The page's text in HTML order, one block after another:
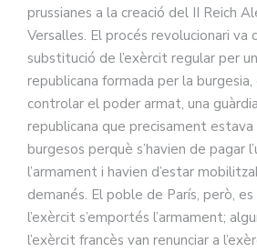
prussianes a la creació del II Reich
Versalles. El procés revolucionari va
substitució de l’exèrcit regular per
republicana formada per la burgesia,
controlar el poder armat, una
republicana que precisament
burgesos perquè s’havien de pagar
l’armament i havien d’estar
demanés. El poble de París, però,
l’exèrcit s’emportés l’armament;
l’exèrcit francès van renunciar a